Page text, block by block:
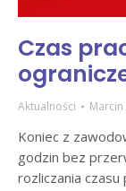
Czas
Aktualności
Koniec z
godzin bez
rozliczania